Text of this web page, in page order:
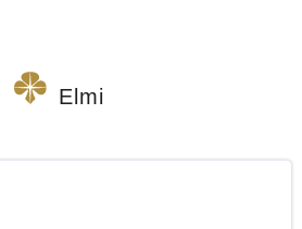
Elmi